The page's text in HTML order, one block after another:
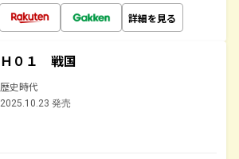
詳細を見る
Ｈ０１ 戦国
歴史時代
2025.10.23 発売